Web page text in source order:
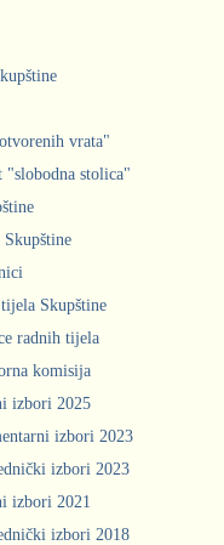
vrata"
"slobodna stolica"
Skupštine
Skupštine
radnih tijela
komisija
izbori 2025
izbori 2023
izbori 2023
izbori 2021
izbori 2018